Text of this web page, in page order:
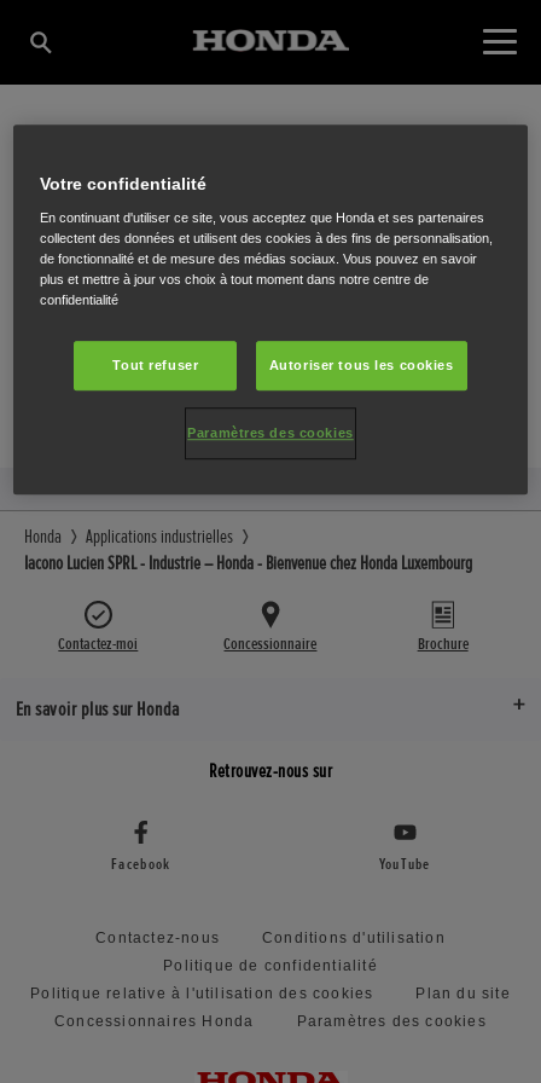
IACONO LUCIEN SPRL
Chaussée de Mons 45 A,Manage,7170
Honda
Applications industrielles
Iacono Lucien SPRL - Industrie – Honda - Bienvenue chez Honda Luxembourg
Contactez-moi Concessionnaire Brochure
En savoir plus sur Honda
Retrouvez-nous sur
Facebook YouTube
Contactez-nous
Conditions d'utilisation
Politique de confidentialité
Politique relative à l'utilisation des cookies
Plan du site
Concessionnaires Honda
Paramètres des cookies
Votre confidentialité
En continuant d'utiliser ce site, vous acceptez que Honda et ses partenaires
collectent des données et utilisent des cookies à des fins de personnalisation,
de fonctionnalité et de mesure des médias sociaux. Vous pouvez en savoir
plus et mettre à jour vos choix à tout moment dans notre centre de
confidentialité
Tout refuser Autoriser tous les cookies
Paramètres des cookies